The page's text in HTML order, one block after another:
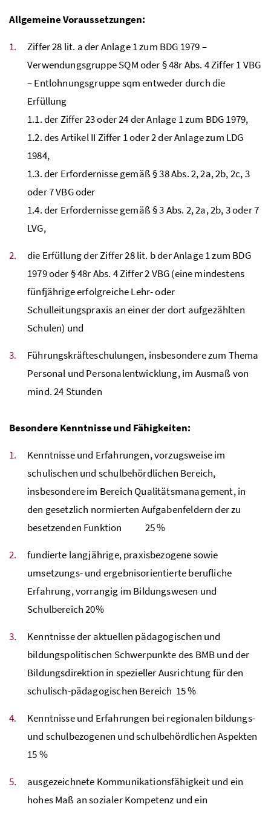
Allgemeine Voraussetzungen:
Ziffer 28 lit. a der Anlage 1 zum BDG 1979 –
VerwendungsgruppeSQModer§48rAbs. 4 Ziffer 1VBG
– Entlohnungsgruppe sqm entweder durch die
Erfüllung
1.1. der Ziffer 23 oder 24 der Anlage 1 zum BDG1979,
1.2. des Artikel II Ziffer 1 oder 2 der Anlage zum LDG
1984,
1.3. der Erfordernisse gemäß§38Abs. 2, 2a, 2b, 2c, 3
oder 7VBGoder
1.4. der Erfordernisse gemäß§3Abs. 2, 2a, 2b, 3 oder 7
LVG,
die Erfüllung der Ziffer 28lit. b der Anlage 1 zum BDG
1979 oder§48rAbs. 4 Ziffer 2VBG(eine mindestens
fünfjährige erfolgreiche Lehr- oder
Schulleitungspraxis an einer der dort aufgezählten
Schulen) und
Führungskräfteschulungen, insbesondere zum Thema
Personal und Personalentwicklung, im Ausmaß von
mind. 24 Stunden
Besondere Kenntnisse und Fähigkeiten:
Kenntnisse und Erfahrungen, vorzugsweise im
schulischen und schulbehördlichen Bereich,
insbesondere im Bereich Qualitätsmanagement, in
den gesetzlich normierten Aufgabenfeldern der zu
besetzenden Funktion 25 %
fundierte langjährige, praxisbezogene sowie
umsetzungs- und ergebnisorientierte berufliche
Erfahrung, vorrangig im Bildungswesen und
Schulbereich 20%
Kenntnisse der aktuellen pädagogischen und
bildungspolitischen Schwerpunkte des BMBund der
Bildungsdirektion in spezieller Ausrichtung für den
schulisch-pädagogischen Bereich 15%
Kenntnisse und Erfahrungen bei regionalen bildungs-
und schulbezogenen und schulbehördlichen Aspekten
15%
ausgezeichnete Kommunikationsfähigkeit und ein
hohes Maß an sozialer Kompetenz und ein